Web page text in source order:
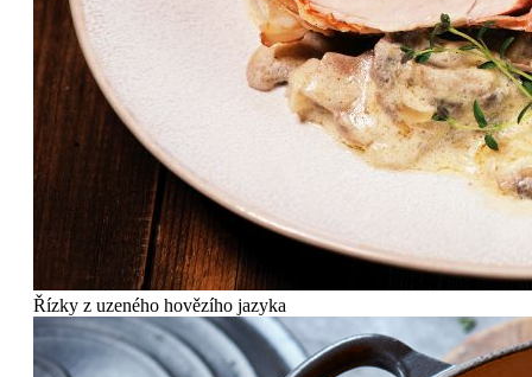
Řízky z uzeného hovězího jazyka